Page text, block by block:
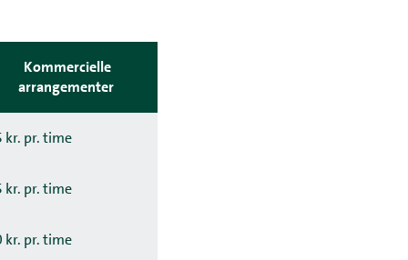
Kommercielle
arrangementer
kr. pr. time
kr. pr. time
kr. pr. time